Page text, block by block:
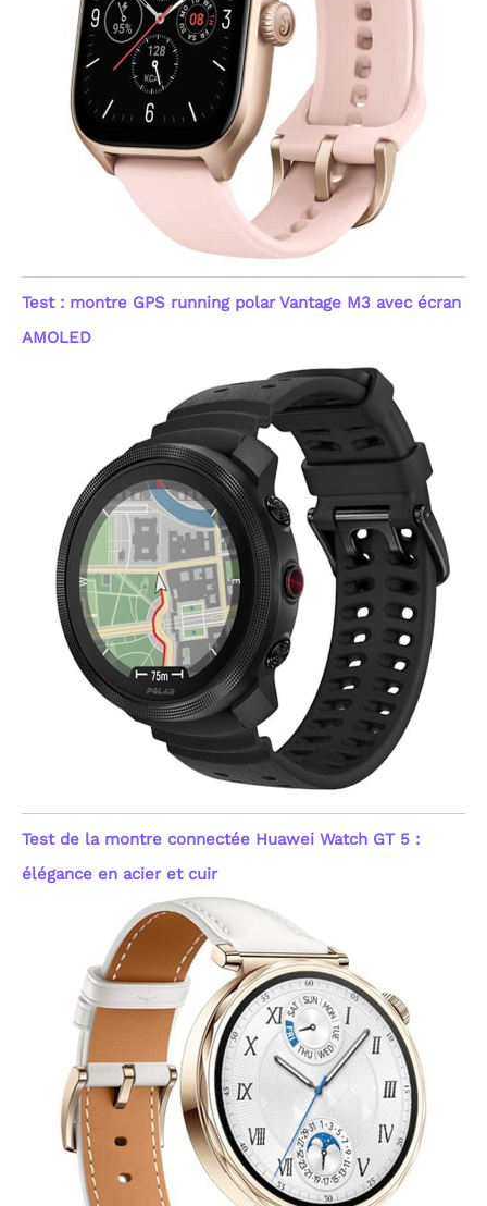
Test : montre GPS running polar Vantage M3 avec écran
AMOLED
Test de la montre connectée Huawei Watch GT 5 :
élégance en acier et cuir